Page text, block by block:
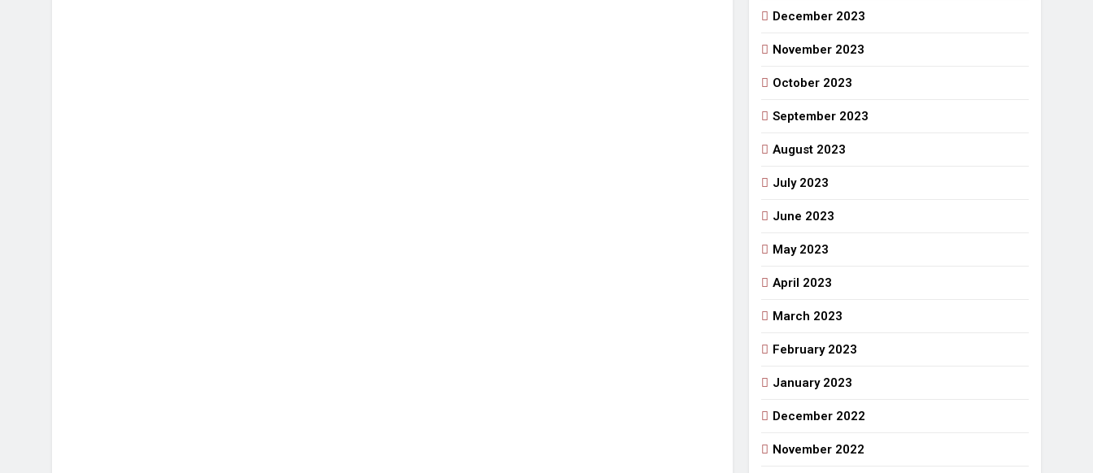
December 2023
November 2023
October 2023
September 2023
August 2023
July 2023
June 2023
May 2023
April 2023
March 2023
February 2023
January 2023
December 2022
November 2022